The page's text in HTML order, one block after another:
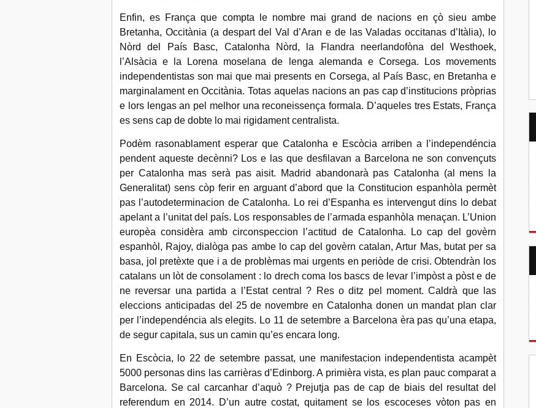
Enfin, es França que compta le nombre mai grand de nacions en çò sieu ambe
Bretanha, Occitània (a despart del Val d’Aran e de las Valadas occitanas d’Itàlia), lo
Nòrd del País Basc, Catalonha Nòrd, la Flandra neerlandofòna del Westhoek,
l’Alsàcia e la Lorena moselana de lenga alemanda e Corsega. Los movements
independentistas son mai que mai presents en Corsega, al País Basc, en Bretanha e
marginalament en Occitània. Totas aquelas nacions an pas cap d’institucions pròprias
e lors lengas an pel melhor una reconeissença formala. D’aqueles tres Estats, França
es sens cap de dobte lo mai rigidament centralista.
Podèm rasonablament esperar que Catalonha e Escòcia arriben a l’independéncia
pendent aqueste decènni? Los e las que desfilavan a Barcelona ne son convençuts
per Catalonha mas serà pas aisit. Madrid abandonarà pas Catalonha (al mens la
Generalitat) sens còp ferir en arguant d’abord que la Constitucion espanhòla permèt
pas l’autodeterminacion de Catalonha. Lo rei d’Espanha es intervengut dins lo debat
apelant a l’unitat del país. Los responsables de l’armada espanhòla menaçan. L’Union
europèa considèra amb circonspeccion l’actitud de Catalonha. Lo cap del govèrn
espanhòl, Rajoy, dialòga pas ambe lo cap del govèrn catalan, Artur Mas, butat per sa
basa, jol pretèxte que i a de problèmas mai urgents en periòde de crisi. Obtendràn los
catalans un lòt de consolament : lo drech coma los bascs de levar l’impòst a pòst e de
ne reversar una partida a l’Estat central ? Res o ditz pel moment. Caldrà que las
eleccions anticipadas del 25 de novembre en Catalonha donen un mandat plan clar
per l’independéncia als elegits. Lo 11 de setembre a Barcelona èra pas qu’una etapa,
de segur capitala, sus un camin qu’es encara long.
En Escòcia, lo 22 de setembre passat, une manifestacion independentista acampèt
5000 personas dins las carrièras d’Edinborg. A primièra vista, es plan pauc comparat a
Barcelona. Se cal carcanhar d’aquò ? Prejutja pas de cap de biais del resultat del
referendum en 2014. D’un autre costat, quitament se los escoceses vòton pas en